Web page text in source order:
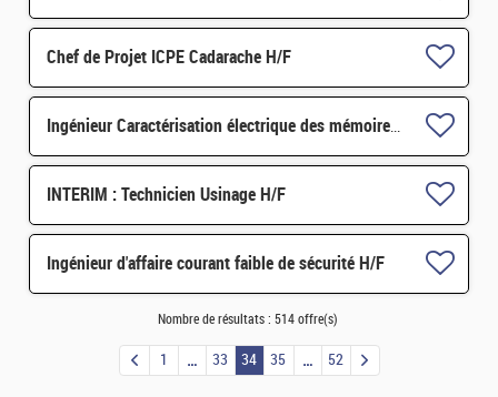
Chef de Projet ICPE Cadarache H/F
Ingénieur Caractérisation électrique des mémoires émergentes – CDD 36 MOIS – GRENOBLE H/F H/F
INTERIM : Technicien Usinage H/F
Ingénieur d'affaire courant faible de sécurité H/F
Nombre de résultats : 514 offre(s)
1 33 34 35 52